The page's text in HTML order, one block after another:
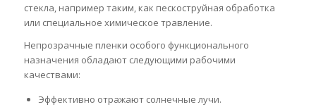
стекла, например таким, как пескоструйная обработка
или специальное химическое травление.
Непрозрачные пленки особого функционального
назначения обладают следующими рабочими
качествами:
Эффективно отражают солнечные лучи.